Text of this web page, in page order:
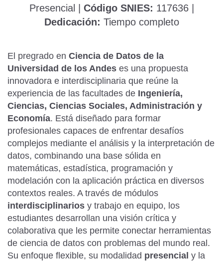
Presencial | Código SNIES: 117636 |
Dedicación: Tiempo completo
El pregrado en Ciencia de Datos de la
Universidad de los Andes es una propuesta
innovadora e interdisciplinaria que reúne la
experiencia de las facultades de Ingeniería,
Ciencias, Ciencias Sociales, Administración y
Economía. Está diseñado para formar
profesionales capaces de enfrentar desafíos
complejos mediante el análisis y la interpretación de
datos, combinando una base sólida en
matemáticas, estadística, programación y
modelación con la aplicación práctica en diversos
contextos reales. A través de módulos
interdisciplinarios y trabajo en equipo, los
estudiantes desarrollan una visión crítica y
colaborativa que les permite conectar herramientas
de ciencia de datos con problemas del mundo real.
Su enfoque flexible, su modalidad presencial y la